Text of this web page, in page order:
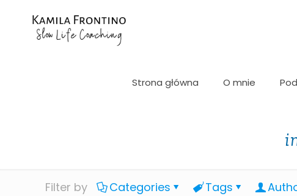
Strona główna O mnie
Filter by Categories Tags